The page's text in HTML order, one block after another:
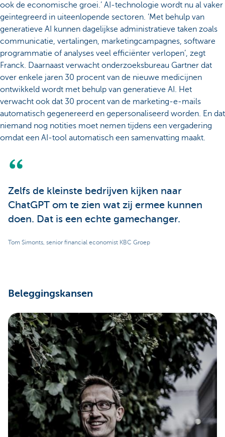
ook de economische groei.’ AI-technologie wordt nu al vaker
geïntegreerd in uiteenlopende sectoren. ‘Met behulp van
generatieve AI kunnen dagelijkse administratieve taken zoals
communicatie, vertalingen, marketingcampagnes, software
programmatie of analyses veel efficiënter verlopen’, zegt
Franck. Daarnaast verwacht onderzoeksbureau Gartner dat
over enkele jaren 30 procent van de nieuwe medicijnen
ontwikkeld wordt met behulp van generatieve AI. Het
verwacht ook dat 30 procent van de marketing-e-mails
automatisch gegenereerd en gepersonaliseerd worden. En dat
niemand nog notities moet nemen tijdens een vergadering
omdat een AI-tool automatisch een samenvatting maakt.
Zelfs de kleinste bedrijven kijken naar
ChatGPT om te zien wat zij ermee kunnen
doen. Dat is een echte gamechanger.
Tom Simonts, senior financial economist KBC Groep
Beleggingskansen